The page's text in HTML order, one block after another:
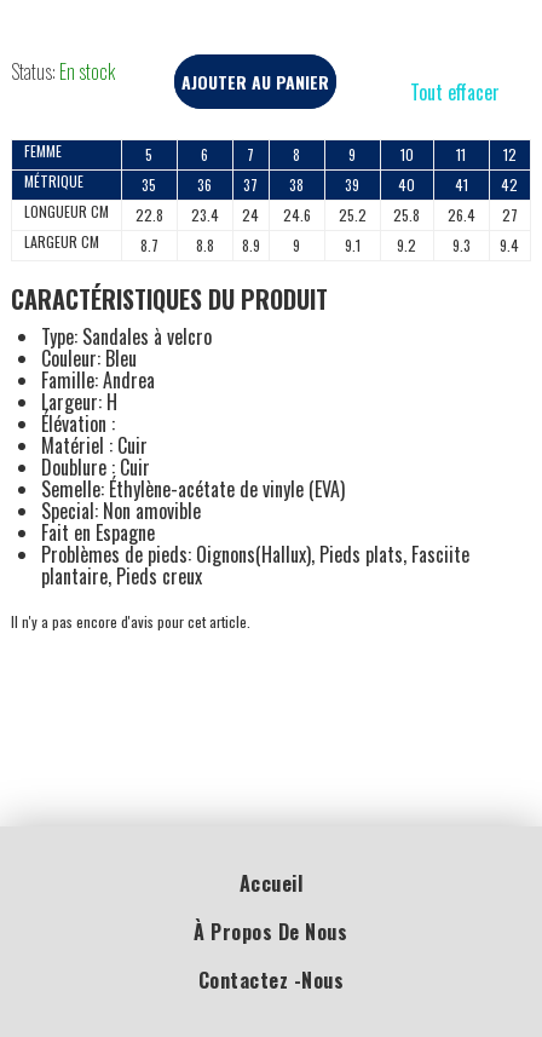
Status: En stock AJOUTER AU PANIER Tout effacer
FEMME 5 6 7 8 9 10 11
12
MÉTRIQUE
35 36 37 38 39 40 41
42
LONGUEUR CM
22.8 23.4 24 24.6 25.2 25.8 26.4
27
LARGEUR CM
8.7 8.8 8.9 9 9.1 9.2 9.3 9.4
CARACTÉRISTIQUES DU PRODUIT
Type: Sandales à velcro
Couleur: Bleu
Famille: Andrea
Largeur: H
Élévation :
Matériel : Cuir
Doublure : Cuir
Semelle: Éthylène-acétate de vinyle (EVA)
Special: Non amovible
Fait en Espagne
Problèmes de pieds: Oignons(Hallux), Pieds plats, Fasciite
plantaire, Pieds creux
Il n'y a pas encore d'avis pour cet article.
Accueil
À Propos De Nous
Contactez -nous